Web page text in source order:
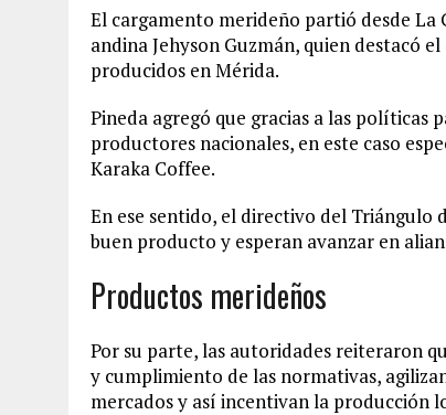
El cargamento merideño partió desde
andina Jehyson Guzmán, quien destacó
producidos en Mérida.
Pineda agregó que gracias a las
productores nacionales, en este caso
Karaka Coffee.
En ese sentido, el directivo del Triángulo
buen producto y esperan avanzar en
Productos merideños
Por su parte, las autoridades reiteraron
y cumplimiento de las normativas,
mercados y así incentivan la producción